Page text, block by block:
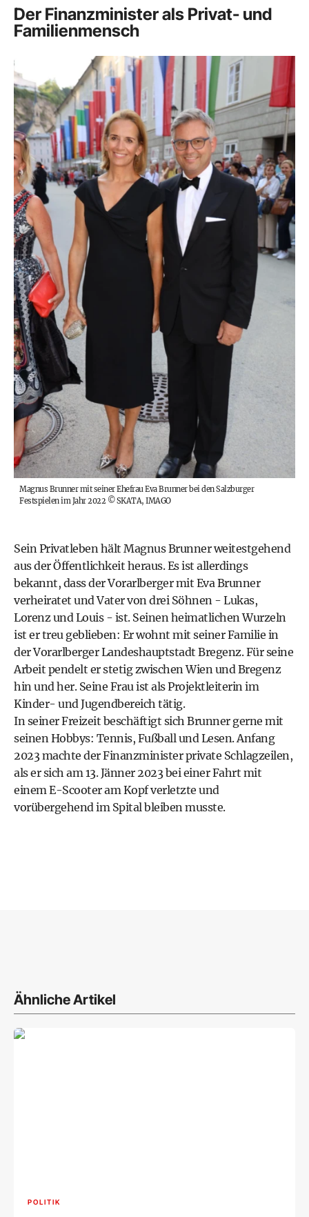
Der Finanzminister als Privat- und
Familienmensch
Magnus Brunner mit seiner Ehefrau Eva Brunner bei den Salzburger
Festspielen im Jahr 2022©SKATA, IMAGO
Sein Privatleben hält Magnus Brunner weitestgehend
aus der Öffentlichkeit heraus. Es ist allerdings
bekannt, dass der Vorarlberger mit Eva Brunner
verheiratet und Vater von drei Söhnen - Lukas,
Lorenz und Louis - ist. Seinen heimatlichen Wurzeln
ist er treu geblieben: Er wohnt mit seiner Familie in
der Vorarlberger Landeshauptstadt Bregenz. Für seine
Arbeit pendelt er stetig zwischen Wien und Bregenz
hin und her. Seine Frau ist als Projektleiterin im
Kinder- und Jugendbereich tätig.
In seiner Freizeit beschäftigt sich Brunner gerne mit
seinen Hobbys: Tennis, Fußball und Lesen. Anfang
2023 machte der Finanzminister private Schlagzeilen,
als er sich am 13. Jänner 2023 bei einer Fahrt mit
einem E-Scooter am Kopf verletzte und
vorübergehend im Spital bleiben musste.
Ähnliche Artikel
POLITIK